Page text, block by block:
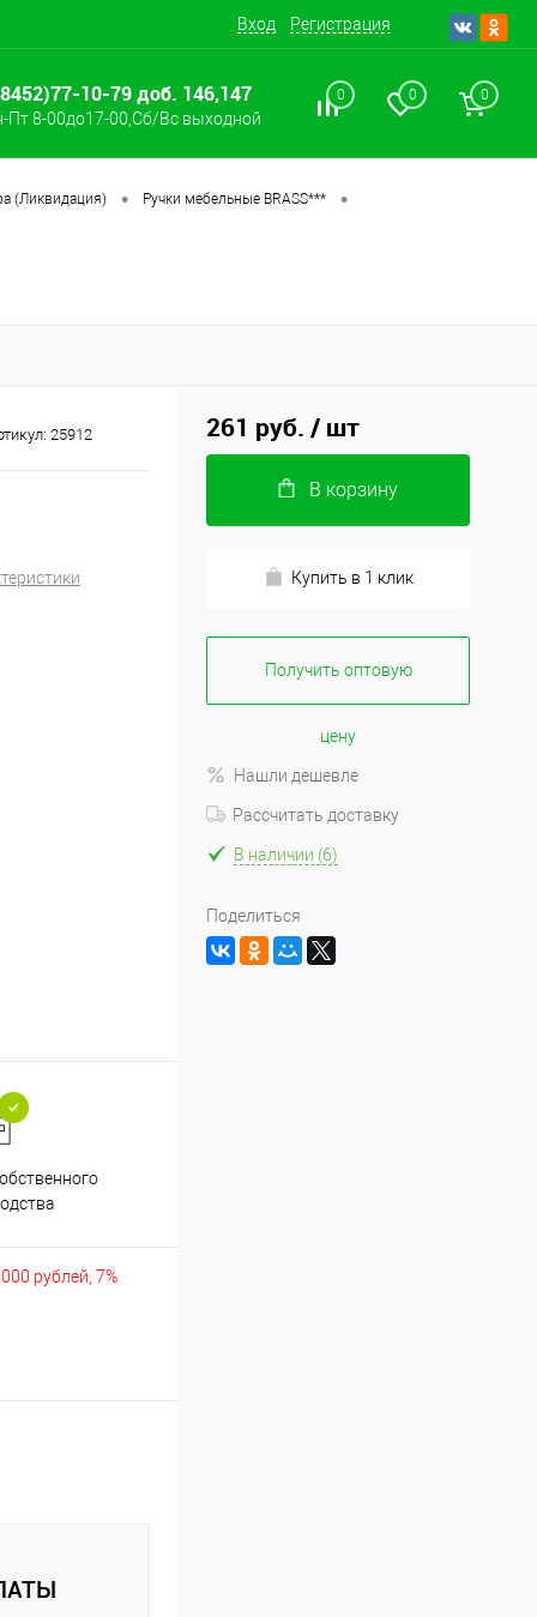
Вход Регистрация
10-79 доб. 146,147
Пт 8-00до17-00,Сб/Вс выходной
0 0 0
(Ликвидация) • Ручки мебельные BRASS*** •
25912
рублей, 7%
261 руб. / шт
В корзину
Купить в 1 клик
Получить оптовую
цену
Нашли дешевле
Рассчитать доставку
В наличии (6)
Поделиться